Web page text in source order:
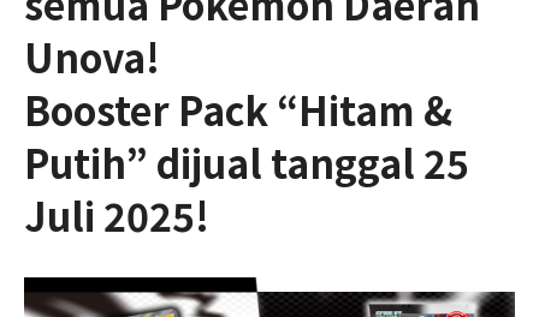
Unova!
Booster Pack “Hitam &
Putih” dijual tanggal 25
Juli 2025!